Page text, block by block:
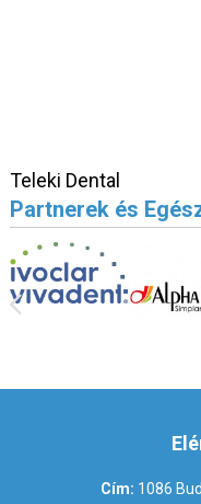
Teleki Dental
Partnerek és
Cím: 1086